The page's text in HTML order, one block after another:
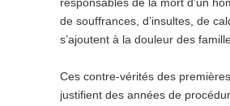
de souffrances, d’insultes, de
s’ajoutent à la douleur des
Ces contre-vérités des
justifient des années de